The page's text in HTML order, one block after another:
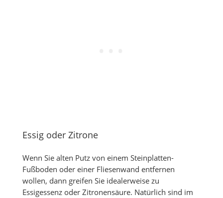
Essig oder Zitrone
Wenn Sie alten Putz von einem Steinplatten-
Fußboden oder einer Fliesenwand entfernen
wollen, dann greifen Sie idealerweise zu
Essigessenz oder Zitronensäure. Natürlich sind im